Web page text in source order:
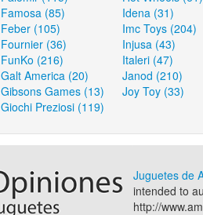
Famosa (85)
Feber (105)
Fournier (36)
FunKo (216)
Galt America (20)
Gibsons Games (13)
Giochi Preziosi (119)
Idena (31)
Imc Toys (204)
Injusa (43)
Italeri (47)
Janod (210)
Joy Toy (33)
Juguetes de
intended to
http://